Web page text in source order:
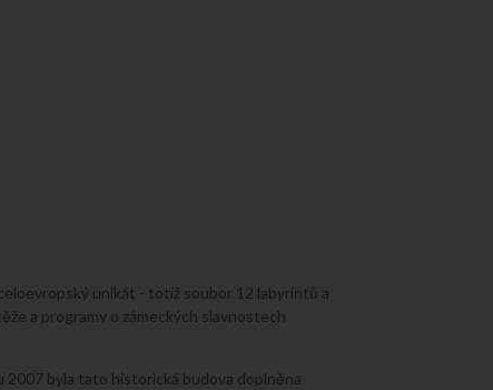
unikát - totiž soubor 12 labyrintů a
a programy o zámeckých slavnostech
2007 byla tato historická budova doplněna